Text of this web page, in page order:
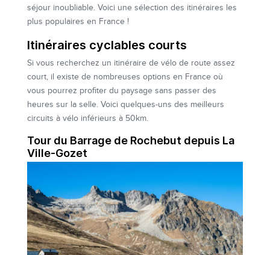
séjour inoubliable. Voici une sélection des itinéraires les
plus populaires en France !
Itinéraires cyclables courts
Si vous recherchez un itinéraire de vélo de route assez
court, il existe de nombreuses options en France où
vous pourrez profiter du paysage sans passer des
heures sur la selle. Voici quelques-uns des meilleurs
circuits à vélo inférieurs à 50km.
Tour du Barrage de Rochebut depuis La
Ville-Gozet